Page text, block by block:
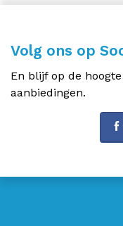
Volg ons op
En blijf op de
aanbiedingen.